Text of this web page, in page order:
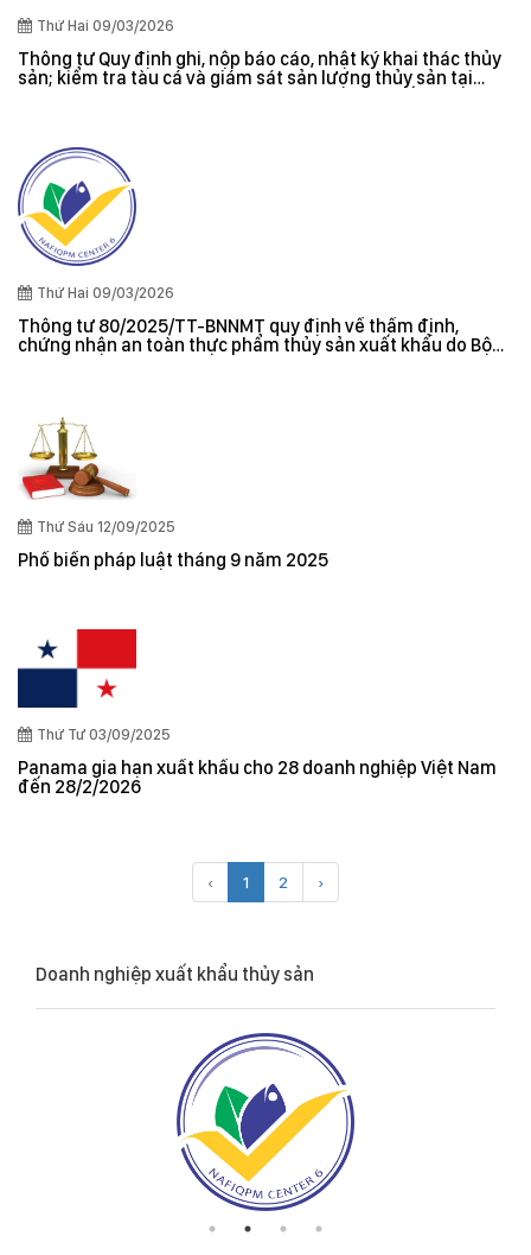
Thứ Hai 09/03/2026
Thông tư Quy định ghi, nộp báo cáo, nhật ký khai thác thủy
sản; kiểm tra tàu cá và giám sát sản lượng thủy sản tại
Thứ Hai 09/03/2026
Thông tư 80/2025/TT-BNNMT quy định về thẩm định,
chứng nhận an toàn thực phẩm thủy sản xuất khẩu do Bộ
Thứ Sáu 12/09/2025
Phổ biến pháp luật tháng 9 năm 2025
Thứ Tư 03/09/2025
Panama gia hạn xuất khẩu cho 28 doanh nghiệp Việt Nam
đến 28/2/2026
‹ 1 2 ›
Doanh nghiệp xuất khẩu thủy sản